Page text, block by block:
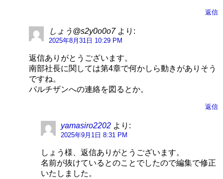
返信
しょう@s2y0o0o7 より:
2025年8月31日 10:29 PM
返信ありがとうございます。
南部社長に関しては第4章で何かしら動きがありそう
ですね。
パルチザンへの連絡を図るとか。
返信
yamasiro2202 より:
2025年9月1日 8:31 PM
しょう様、返信ありがとうございます。
名前が抜けているとのことでしたので編集で修正
いたしました。